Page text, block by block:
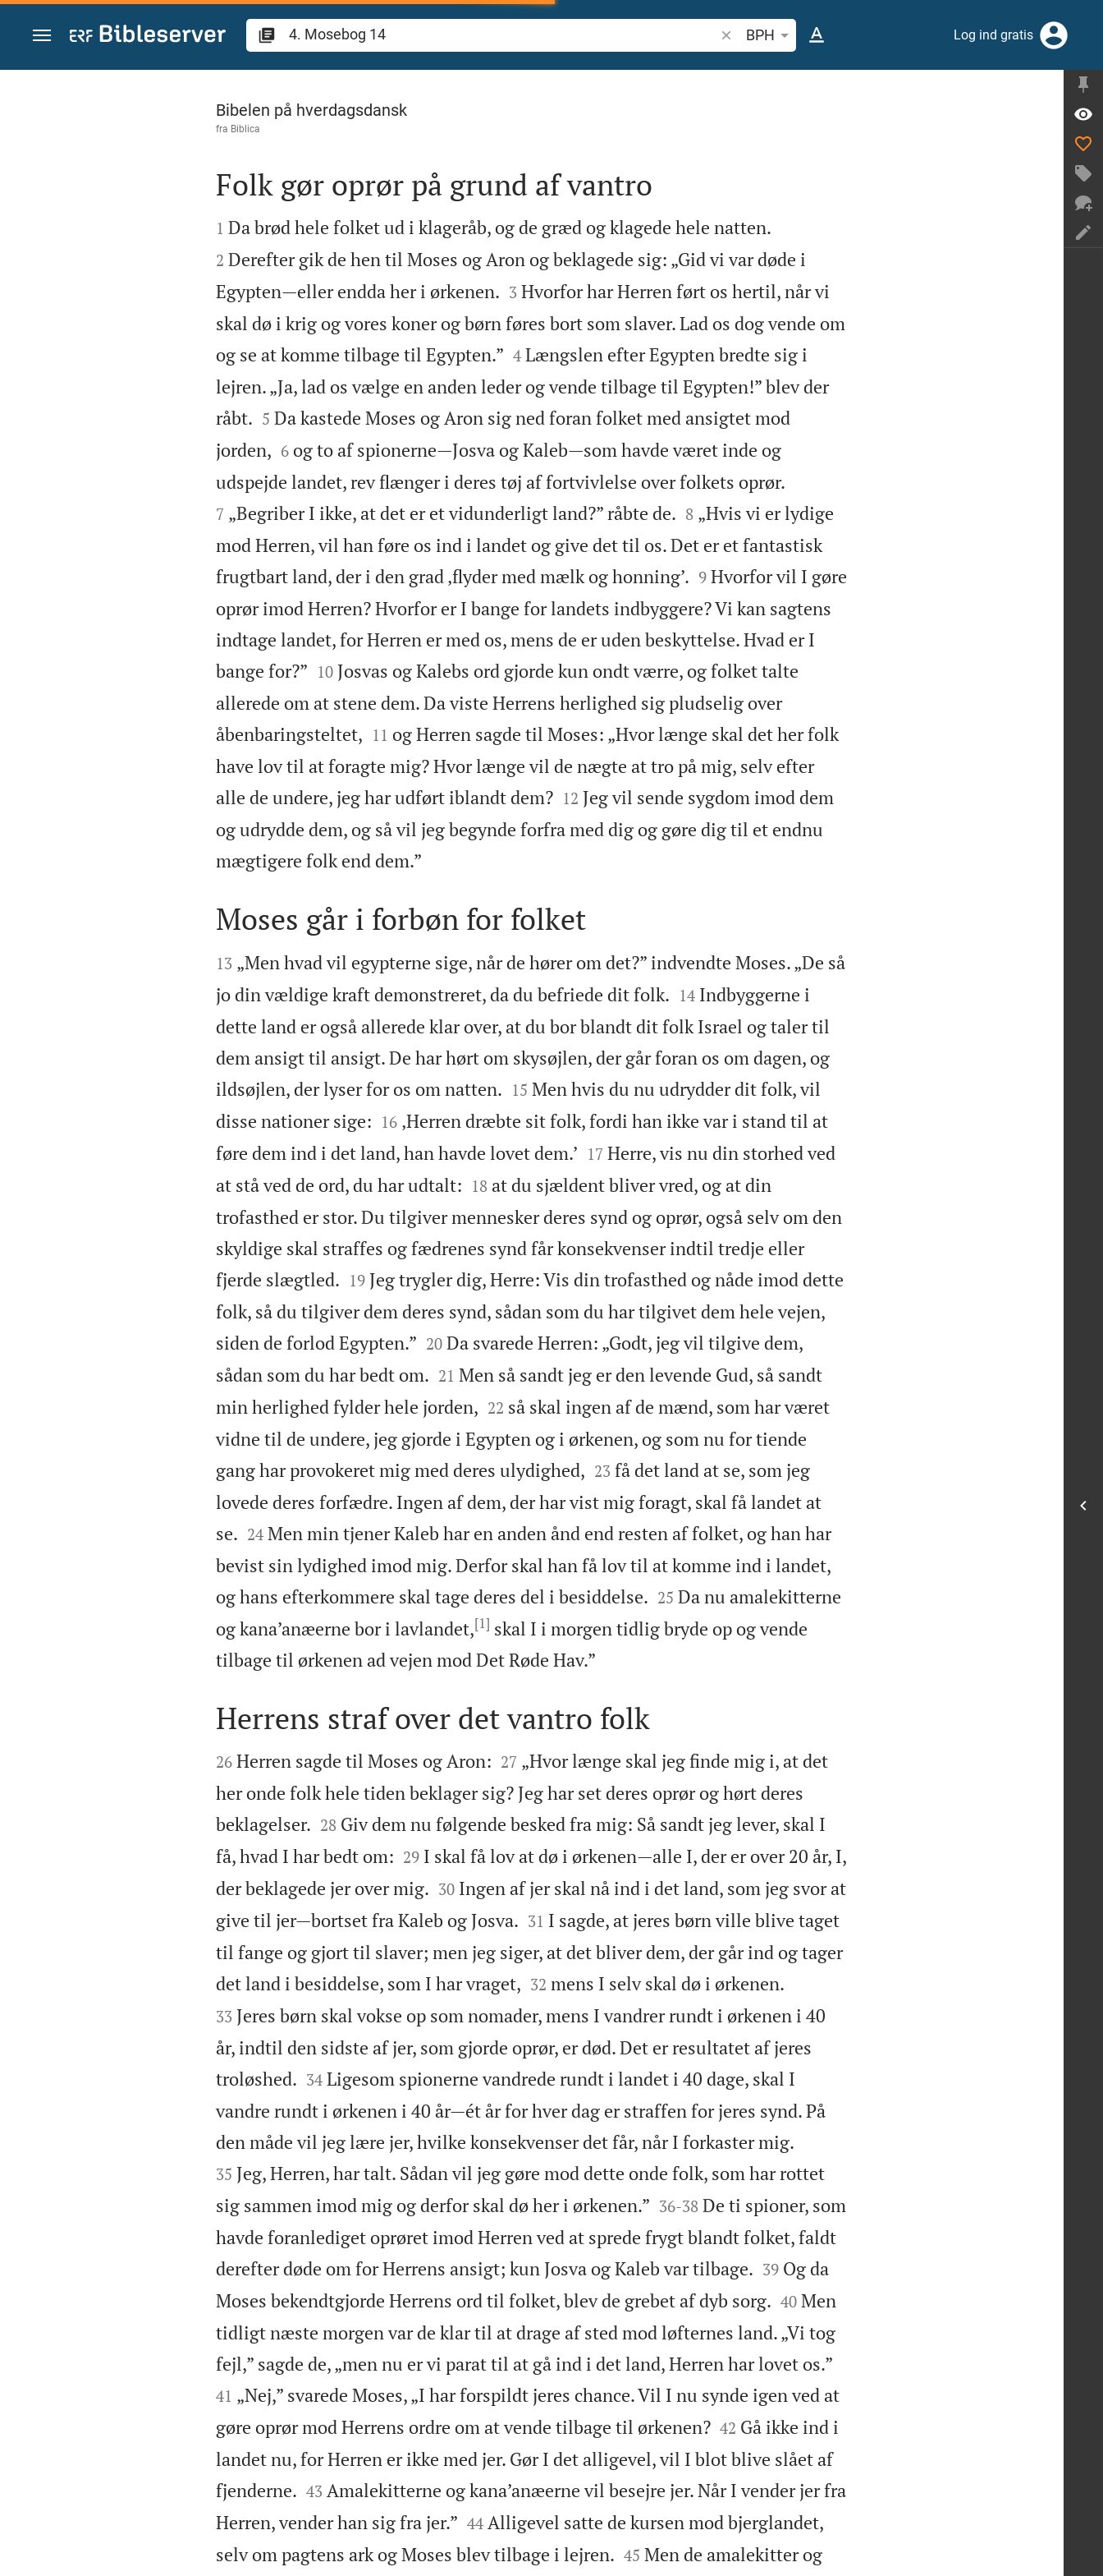
Gå til indhold
Søg efter bibelvers eller ord
BPH Log ind gratis
4. Mosebog 14
Bibelen på hverdagsdansk
fra Biblica

Folk gør oprør på grund af vantro

1 Da brød hele folket ud i klageråb, og de græd og klagede hele natten.
2 Derefter gik de hen til Moses og Aron og beklagede sig: „Gid vi var døde i
Egypten—eller endda her i ørkenen.
3 Hvorfor har Herren ført os hertil, når vi
skal dø i krig og vores koner og børn føres bort som slaver. Lad os dog vende om
og se at komme tilbage til Egypten.”
4 Længslen efter Egypten bredte sig i
lejren. „Ja, lad os vælge en anden leder og vende tilbage til Egypten!” blev der
råbt.
5 Da kastede Moses og Aron sig ned foran folket med ansigtet mod
jorden,
6 og to af spionerne—Josva og Kaleb—som havde været inde og
udspejde landet, rev flænger i deres tøj af fortvivlelse over folkets oprør.
7 „Begriber I ikke, at det er et vidunderligt land?” råbte de.
8 „Hvis vi er lydige
mod Herren, vil han føre os ind i landet og give det til os. Det er et fantastisk
frugtbart land, der i den grad ‚flyder med mælk og honning’.
9 Hvorfor vil I gøre
oprør imod Herren? Hvorfor er I bange for landets indbyggere? Vi kan sagtens
indtage landet, for Herren er med os, mens de er uden beskyttelse. Hvad er I
bange for?”
10 Josvas og Kalebs ord gjorde kun ondt værre, og folket talte
allerede om at stene dem. Da viste Herrens herlighed sig pludselig over
åbenbaringsteltet,
11 og Herren sagde til Moses: „Hvor længe skal det her folk
have lov til at foragte mig? Hvor længe vil de nægte at tro på mig, selv efter
alle de undere, jeg har udført iblandt dem?
12 Jeg vil sende sygdom imod dem
og udrydde dem, og så vil jeg begynde forfra med dig og gøre dig til et endnu
mægtigere folk end dem.”

Moses går i forbøn for folket

13 „Men hvad vil egypterne sige, når de hører om det?” indvendte Moses. „De så
jo din vældige kraft demonstreret, da du befriede dit folk.
14 Indbyggerne i
dette land er også allerede klar over, at du bor blandt dit folk Israel og taler til
dem ansigt til ansigt. De har hørt om skysøjlen, der går foran os om dagen, og
ildsøjlen, der lyser for os om natten.
15 Men hvis du nu udrydder dit folk, vil
disse nationer sige:
16 ‚Herren dræbte sit folk, fordi han ikke var i stand til at
føre dem ind i det land, han havde lovet dem.’
17 Herre, vis nu din storhed ved
at stå ved de ord, du har udtalt:
18 at du sjældent bliver vred, og at din
trofasthed er stor. Du tilgiver mennesker deres synd og oprør, også selv om den
skyldige skal straffes og fædrenes synd får konsekvenser indtil tredje eller
fjerde slægtled.
19 Jeg trygler dig, Herre: Vis din trofasthed og nåde imod dette
folk, så du tilgiver dem deres synd, sådan som du har tilgivet dem hele vejen,
siden de forlod Egypten.”
20 Da svarede Herren: „Godt, jeg vil tilgive dem,
sådan som du har bedt om.
21 Men så sandt jeg er den levende Gud, så sandt
min herlighed fylder hele jorden, 

22 så skal ingen af de mænd, som har været
vidne til de undere, jeg gjorde i Egypten og i ørkenen, og som nu for tiende
gang har provokeret mig med deres ulydighed, 

23 få det land at se, som jeg
lovede deres forfædre. Ingen af dem, der har vist mig foragt, skal få landet at
se.
24 Men min tjener Kaleb har en anden ånd end resten af folket, og han har
bevist sin lydighed imod mig. Derfor skal han få lov til at komme ind i landet,
og hans efterkommere skal tage deres del i besiddelse.
25 Da nu amalekitterne
og kana’anæerne bor i lavlandet,[1] skal I i morgen tidlig bryde op og vende
tilbage til ørkenen ad vejen mod Det Røde Hav.”

Herrens straf over det vantro folk

26 Herren sagde til Moses og Aron:
27 „Hvor længe skal jeg finde mig i, at det
her onde folk hele tiden beklager sig? Jeg har set deres oprør og hørt deres
beklagelser.
28 Giv dem nu følgende besked fra mig: Så sandt jeg lever, skal I
få, hvad I har bedt om:
29 I skal få lov at dø i ørkenen—alle I, der er over 20 år, I,
der beklagede jer over mig.
30 Ingen af jer skal nå ind i det land, som jeg svor at
give til jer—bortset fra Kaleb og Josva.
31 I sagde, at jeres børn ville blive taget
til fange og gjort til slaver; men jeg siger, at det bliver dem, der går ind og tager
det land i besiddelse, som I har vraget, 

32 mens I selv skal dø i ørkenen.
33 Jeres børn skal vokse op som nomader, mens I vandrer rundt i ørkenen i 40
år, indtil den sidste af jer, som gjorde oprør, er død. Det er resultatet af jeres
troløshed.
34 Ligesom spionerne vandrede rundt i landet i 40 dage, skal I
vandre rundt i ørkenen i 40 år—ét år for hver dag er straffen for jeres synd. På
den måde vil jeg lære jer, hvilke konsekvenser det får, når I forkaster mig.
35 Jeg, Herren, har talt. Sådan vil jeg gøre mod dette onde folk, som har rottet
sig sammen imod mig og derfor skal dø her i ørkenen.”
36-38 De ti spioner, som
havde foranlediget oprøret imod Herren ved at sprede frygt blandt folket, faldt
derefter døde om for Herrens ansigt; kun Josva og Kaleb var tilbage.
39 Og da
Moses bekendtgjorde Herrens ord til folket, blev de grebet af dyb sorg.
40 Men
tidligt næste morgen var de klar til at drage af sted mod løfternes land. „Vi tog
fejl,” sagde de, „men nu er vi parat til at gå ind i det land, Herren har lovet os.”
41 „Nej,” svarede Moses, „I har forspildt jeres chance. Vil I nu synde igen ved at
gøre oprør mod Herrens ordre om at vende tilbage til ørkenen?
42 Gå ikke ind i
landet nu, for Herren er ikke med jer. Gør I det alligevel, vil I blot blive slået af
fjenderne.
43 Amalekitterne og kana’anæerne vil besejre jer. Når I vender jer fra
Herren, vender han sig fra jer.”
44 Alligevel satte de kursen mod bjerglandet,
selv om pagtens ark og Moses blev tilbage i lejren.
45 Men de amalekitter og